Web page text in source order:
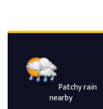
Patchy rain
nearby